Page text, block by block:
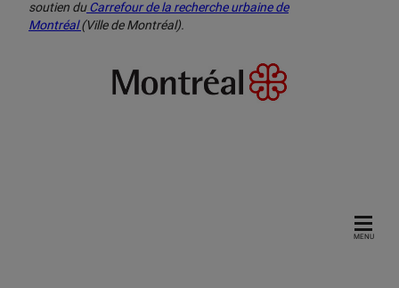
MENU
soutien duCarrefour de la recherche urbaine de
Montréal(Ville de Montréal).